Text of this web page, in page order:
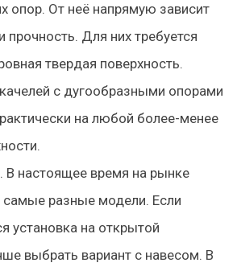
опор. От неё напрямую зависит
прочность. Для них требуется
твердая поверхность.
с дугообразными опорами
на любой более-менее
В настоящее время на рынке
самые разные модели. Если
установка на открытой
выбрать вариант с навесом. В